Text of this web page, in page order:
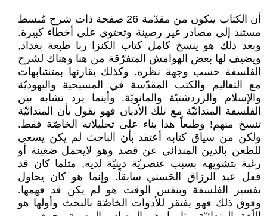
أن الكتاب يتكون من مقدّمة 26 صفحة ذات شرح مُبسط
مستند إلى مصادر غير رصينة وتحتوي على أخطاء كبيرة.
وبعد ذلك هو ينسخ كامل كتاب الكنزا ربا طبعة بغداد,
ويضيف لها بعض الهوامش المتفرّقة من هنا وهناك لشرح
الفلسفة حسب وجهة نظره. وكذلك يقارنها بمتشابهات
مع التعاليم والكتب المقدّسة في المسيحية واليهوديّة
والإسلام والزردشتيّة والمانويّة. وأينما يرد تشابه بين
الفلسفة المندائيّة مع تلك الأديان فهو يقول بأن المندائيّة
تنسخ منهم! وطبعاً هذا بناء على تحليلاته الخاصّة فقط.
ولكن من سياق كتابه أعتقد بأن الباحث لم يكن يسعى
للطعن بالدين المندائي عن قصد وهو لايحمل ضغينة أو
رغبة بتشويهه بسبب عنصريّة دينيّة لديه, مثلما كان قد
فعل عبد الرزاق الحَسني سابقاً. وإنما هو كان يحاول
تفسير الفلسفة وبنفس الوقت هو لم يكن قد فهمها.
وفوق ذلك فهو يفتقر للأدوات الخاصّة بالبحث وأولها هو